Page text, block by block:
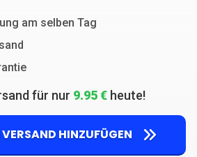
am selben Tag
für nur 9.95 € heute!
HINZUFÜGEN